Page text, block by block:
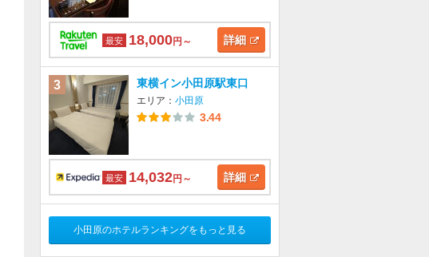
最安 18,000円～ 詳細
3 東横イン小田原駅東口
エリア： 小田原
3.44
最安 14,032円～ 詳細
小田原のホテルランキングをもっと見る